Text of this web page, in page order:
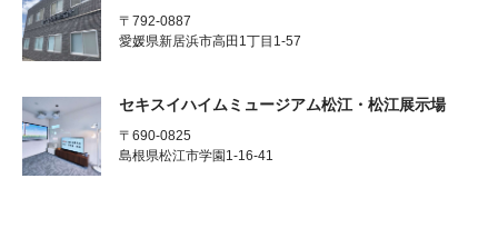
〒792-0887
愛媛県新居浜市高田1丁目1-57
セキスイハイムミュージアム松江・松江展示場
〒690-0825
島根県松江市学園1-16-41